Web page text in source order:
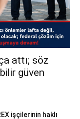
attı; söz
güven
işçilerinin haklı